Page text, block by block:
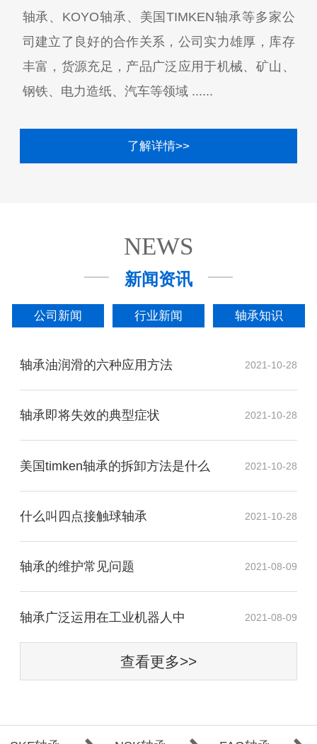
轴承、KOYO轴承、美国TIMKEN轴承等多家公
司建立了良好的合作关系，公司实力雄厚，库存
丰富，货源充足，产品广泛应用于机械、矿山、
钢铁、电力造纸、汽车等领域 ......
了解详情>>
NEWS
新闻资讯
公司新闻 行业新闻 轴承知识
轴承油润滑的六种应用方法 2021-10-28
轴承即将失效的典型症状 2021-10-28
美国timken轴承的拆卸方法是什么 2021-10-28
什么叫四点接触球轴承 2021-10-28
轴承的维护常见问题 2021-08-09
​轴承广泛运用在工业机器人中 2021-08-09
查看更多>>